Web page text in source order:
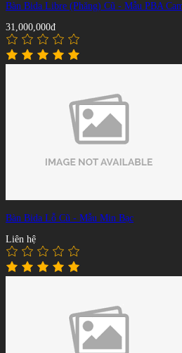
Bàn Bida Libre (Phăng) Cũ - Mẫu PBA
31,000,000đ
Bàn Bida Lỗ Cũ - Mẫu Min Bạc
Liên hệ